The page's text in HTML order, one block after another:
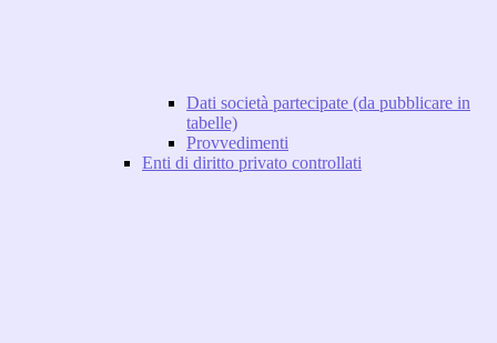
Dati società partecipate (da pubblicare in
tabelle)
Provvedimenti
Enti di diritto privato controllati